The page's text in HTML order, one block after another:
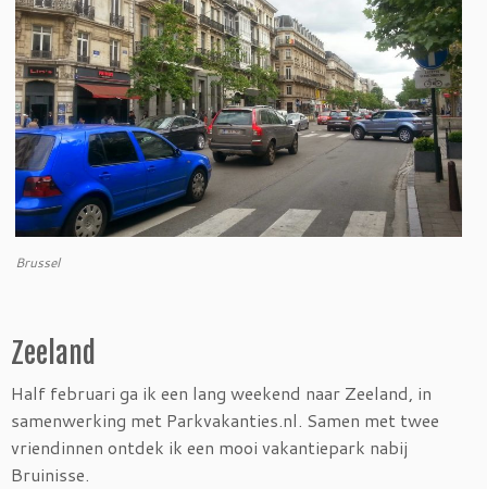
Brussel
Zeeland
Half februari ga ik een lang weekend naar Zeeland, in
samenwerking met Parkvakanties.nl. Samen met twee
vriendinnen ontdek ik een mooi vakantiepark nabij
Bruinisse.